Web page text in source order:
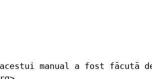
manual a fost făcută